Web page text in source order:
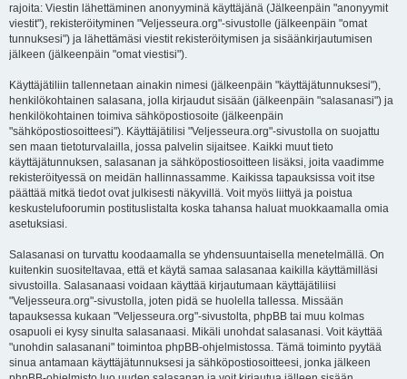
rajoita: Viestin lähettäminen anonyyminä käyttäjänä (Jälkeenpäin "anonyymit
viestit"), rekisteröityminen "Veljesseura.org"-sivustolle (jälkeenpäin "omat
tunnuksesi") ja lähettämäsi viestit rekisteröitymisen ja sisäänkirjautumisen
jälkeen (jälkeenpäin "omat viestisi").
Käyttäjätiliin tallennetaan ainakin nimesi (jälkeenpäin "käyttäjätunnuksesi"),
henkilökohtainen salasana, jolla kirjaudut sisään (jälkeenpäin "salasanasi") ja
henkilökohtainen toimiva sähköpostiosoite (jälkeenpäin
"sähköpostiosoitteesi"). Käyttäjätilisi "Veljesseura.org"-sivustolla on suojattu
sen maan tietoturvalailla, jossa palvelin sijaitsee. Kaikki muut tieto
käyttäjätunnuksen, salasanan ja sähköpostiosoitteen lisäksi, joita vaadimme
rekisteröityessä on meidän hallinnassamme. Kaikissa tapauksissa voit itse
päättää mitkä tiedot ovat julkisesti näkyvillä. Voit myös liittyä ja poistua
keskustelufoorumin postituslistalta koska tahansa haluat muokkaamalla omia
asetuksiasi.
Salasanasi on turvattu koodaamalla se yhdensuuntaisella menetelmällä. On
kuitenkin suositeltavaa, että et käytä samaa salasanaa kaikilla käyttämilläsi
sivustoilla. Salasanaasi voidaan käyttää kirjautumaan käyttäjätiliisi
"Veljesseura.org"-sivustolla, joten pidä se huolella tallessa. Missään
tapauksessa kukaan "Veljesseura.org"-sivustolta, phpBB tai muu kolmas
osapuoli ei kysy sinulta salasanaasi. Mikäli unohdat salasanasi. Voit käyttää
"unohdin salasanani" toimintoa phpBB-ohjelmistossa. Tämä toiminto pyytää
sinua antamaan käyttäjätunnuksesi ja sähköpostiosoitteesi, jonka jälkeen